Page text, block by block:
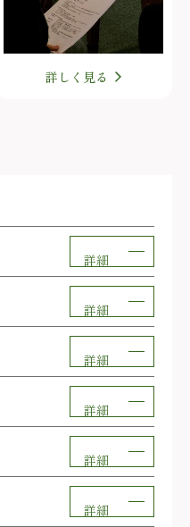
詳しく見る
詳細
詳細
詳細
詳細
詳細
詳細